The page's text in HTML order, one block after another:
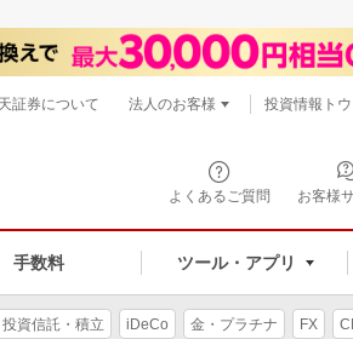
よくあるご質問 お客様
手数料 ツール・アプリ
証券について 法人のお客様 投資情報ト
投資信託・積立 iDeCo 金・プラチナ FX